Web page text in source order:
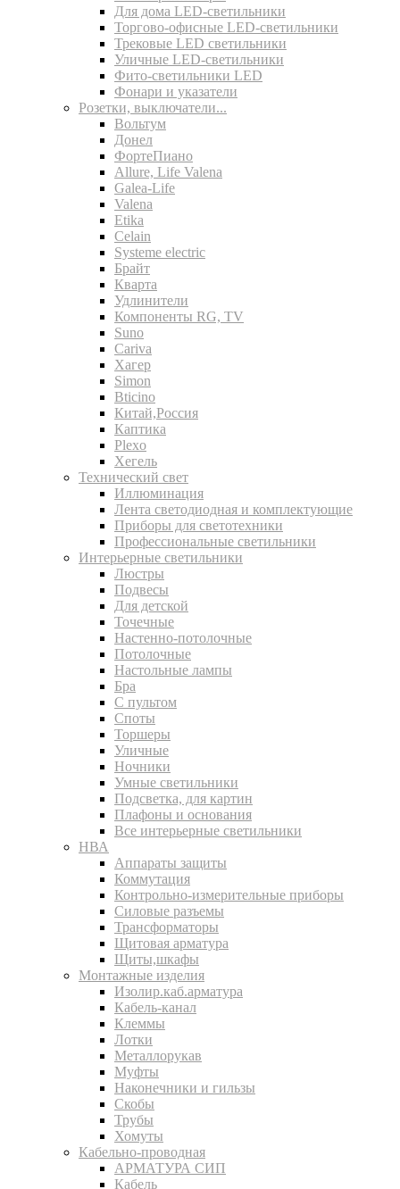
Для дома LED-светильники
Торгово-офисные LED-светильники
Трековые LED светильники
Уличные LED-светильники
Фито-светильники LED
Фонари и указатели
Розетки, выключатели...
Вольтум
Донел
ФортеПиано
Allure, Life Valena
Galea-Life
Valena
Etika
Celain
Systeme electric
Брайт
Кварта
Удлинители
Компоненты RG, TV
Suno
Cariva
Хагер
Simon
Bticino
Китай,Россия
Каптика
Plexo
Хегель
Технический свет
Иллюминация
Лента светодиодная и комплектующие
Приборы для светотехники
Профессиональные светильники
Интерьерные светильники
Люстры
Подвесы
Для детской
Точечные
Настенно-потолочные
Потолочные
Настольные лампы
Бра
С пультом
Споты
Торшеры
Уличные
Ночники
Умные светильники
Подсветка, для картин
Плафоны и основания
Все интерьерные светильники
НВА
Аппараты защиты
Коммутация
Контрольно-измерительные приборы
Силовые разъемы
Трансформаторы
Щитовая арматура
Щиты,шкафы
Монтажные изделия
Изолир.каб.арматура
Кабель-канал
Клеммы
Лотки
Металлорукав
Муфты
Наконечники и гильзы
Скобы
Трубы
Хомуты
Кабельно-проводная
АРМАТУРА СИП
Кабель